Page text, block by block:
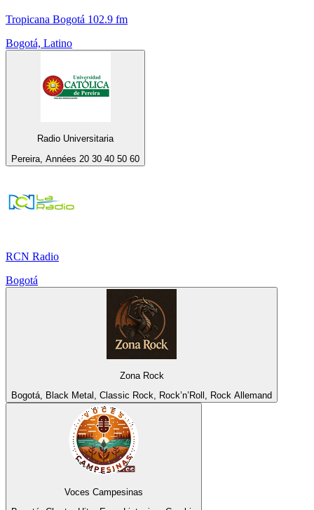
Tropicana Bogotá 102.9 fm
Bogotá, Latino
Radio Universitaria
Pereira, Années 20 30 40 50 60
RCN Radio
Bogotá
Zona Rock
Bogotá, Black Metal, Classic Rock, Rock’n’Roll, Rock Allemand
Voces Campesinas